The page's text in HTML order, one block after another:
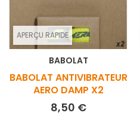
APERÇU RAPIDE
BABOLAT
BABOLAT ANTIVIBRATEUR
AERO DAMP X2
8,50 €Prix